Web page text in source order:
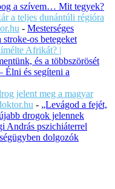
a szívem… Mit tegyek?
a teljes dunántúli régióra
- Mesterséges
os betegeket
Afrikát? |
és a többszörösét
és segíteni a
jelent meg a magyar
- „Levágod a fejét,
drogok jelennek
András pszichiáterrel
dolgozók